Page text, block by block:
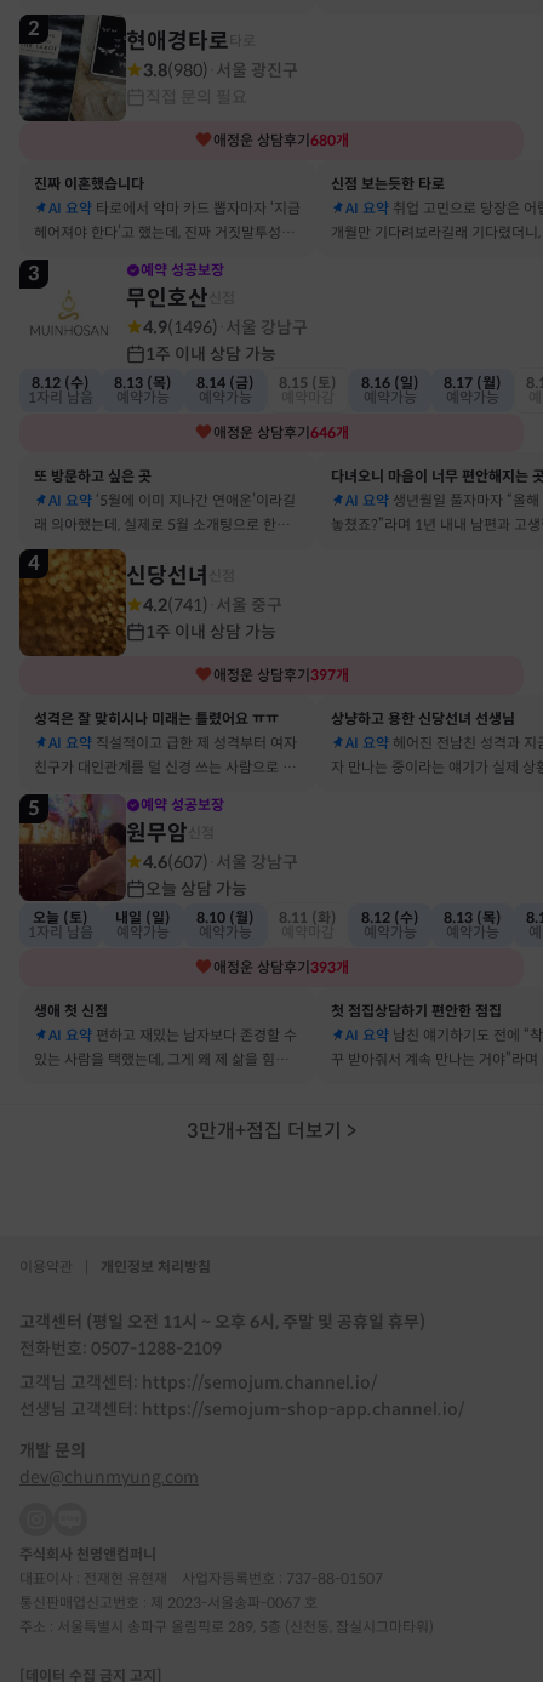
말 재회 후 제가 먼저 헤어지자고 했어요
2 현애경타로
3.8(980) 서울 광진구
애정운 상담후기 680개
진짜 이혼했습니다
AI 요약 타로에서 악마 카드 뽑자마자 ‘지금
헤어져야 한다’고 했는데, 진짜 거짓말투성이
결혼 생활 끝에 이혼 숙고 중이에요
신점 보는듯한 타로
AI 요약 취업 고민으로 당장은 어
개월만 기다려보라길래 기다렸더니
3 예약 성공보장
무인호산
4.9(1496) 서울 강남구
1주 이내 상담 가능
8.12 (수)
1자리 남음
8.13 (목)
예약가능
8.14 (금)
예약가능
8.15 (토)
8.16 (일)
예약가능
8.17 (월)
예약가능
애정운 상담후기 646개
또 방문하고 싶은 곳
AI 요약 ‘5월에 이미 지나간 연애운’이라길
래 의아했는데, 실제로 5월 소개팅으로 한참
고민했던 사람이 있었어요
다녀오니 마음이 너무 편안해지는
AI 요약 생년월일 풀자마자 “올
놓쳤죠?”라며 1년 내내 남편과 고
4 신당선녀
4.2(741) 서울 중구
1주 이내 상담 가능
애정운 상담후기 397개
성격은 잘 맞히시나 미래는 틀렸어요 ㅠㅠ
AI 요약 직설적이고 급한 제 성격부터 여자
친구가 대인관계를 덜 신경 쓰는 사람으로 바
뀔 거란 말까지 그대로 현실이 됐어요
상냥하고 용한 신당선녀 선생님
AI 요약 헤어진 전남친 성격과 지
자 만나는 중이라는 얘기가 실제 상
5 예약 성공보장
원무암
4.6(607) 서울 강남구
오늘 상담 가능
오늘 (토)
1자리 남음
내일 (일)
예약가능
8.10 (월)
예약가능
8.11 (화)
8.12 (수)
예약가능
8.13 (목)
예약가능
애정운 상담후기 393개
생애 첫 신점
AI 요약 편하고 재밌는 남자보다 존경할 수
있는 사람을 택했는데, 그게 왜 제 삶을 힘들게
첫 점집상담하기 편안한 점집
AI 요약 남친 얘기하기도 전에 “
꾸 받아줘서 계속 만나는 거야”라며
3만개+점집 더보기 >
이용약관 개인정보 처리방침
고객센터 (평일 오전 11시 ~ 오후 6시, 주말 및 공휴일 휴무)
전화번호: 0507-1288-2109
고객님 고객센터: https://semojum.channel.io/
선생님 고객센터: https://semojum-shop-app.channel.io/
개발 문의
dev@chunmyung.com
주식회사 천명앤컴퍼니
대표이사 : 전재현 유현재 사업자등록번호 : 737-88-01507
통신판매업신고번호 : 제 2023-서울송파-0067 호
주소 : 서울특별시 송파구 올림픽로 289, 5층 (신천동, 잠실시그마타워)
[데이터 수집 금지 고지]